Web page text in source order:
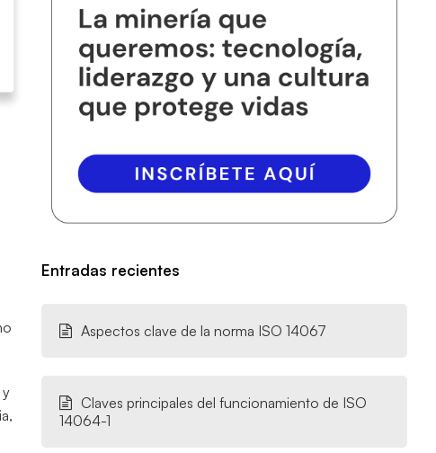
Entradas recientes
Aspectos clave de la norma ISO 14067
Claves principales del funcionamiento de ISO
14064-1